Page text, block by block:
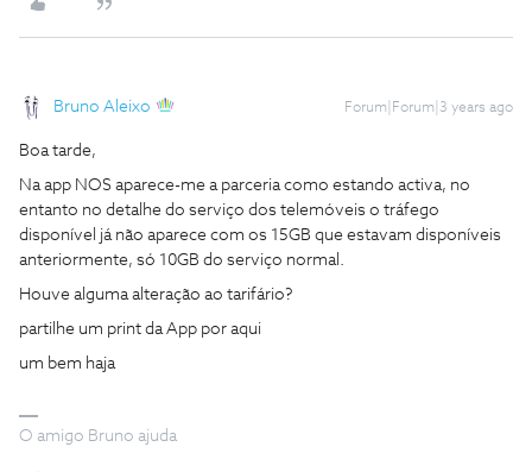
Bruno Aleixo Forum|Forum|3 years ago
Boa tarde,
Na app NOS aparece-me a parceria como estando activa, no
entanto no detalhe do serviço dos telemóveis o tráfego
disponível já não aparece com os 15GB que estavam disponíveis
anteriormente, só 10GB do serviço normal.
Houve alguma alteração ao tarifário?
partilhe um print da App por aqui
um bem haja
O amigo Bruno ajuda